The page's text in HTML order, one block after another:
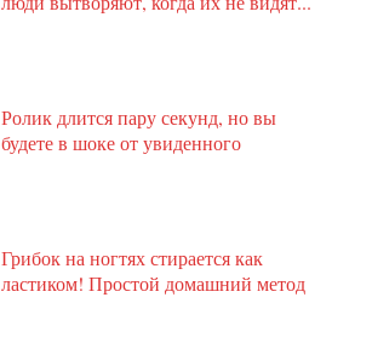
Ролик длится пару секунд, но вы
будете в шоке от увиденного
Грибок на ногтях стирается как
ластиком! Простой домашний метод